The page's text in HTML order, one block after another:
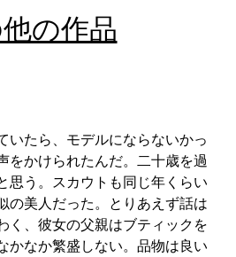
の作品
いたら、モデルにならないかっ
をかけられたんだ。二十歳を過
思う。スカウトも同じ年くらい
の美人だった。とりあえず話は
く、彼女の父親はブティックを
かなか繁盛しない。品物は良い